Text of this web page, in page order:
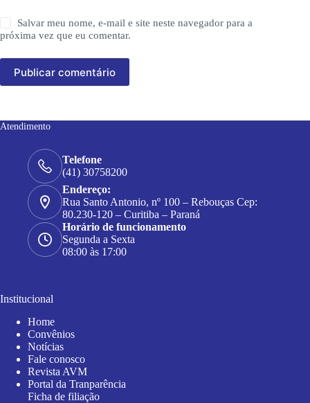
Salvar meu nome, e-mail e site neste navegador para a
próxima vez que eu comentar.
Publicar comentário
Atendimento
Telefone
(41) 30758200
Endereço:
Rua Santo Antonio, nº 100 – Rebouças Cep:
80.230-120 – Curitiba – Paraná
Horário de funcionamento
Segunda a Sexta
08:00 às 17:00
Institucional
Home
Convênios
Notícias
Fale conosco
Revista AVM
Portal da Tranparência
Ficha de filiação